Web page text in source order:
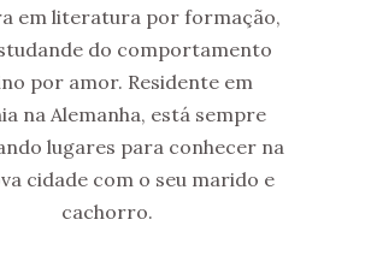
em literatura por formação,
do comportamento
por amor. Residente em
na Alemanha, está sempre
lugares para conhecer na
cidade com o seu marido e
cachorro.